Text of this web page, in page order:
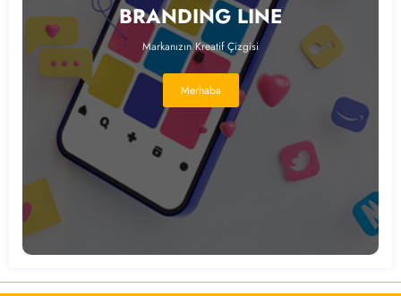
BRANDING LINE
Markanızın Kreatif Çizgisi
Merhaba